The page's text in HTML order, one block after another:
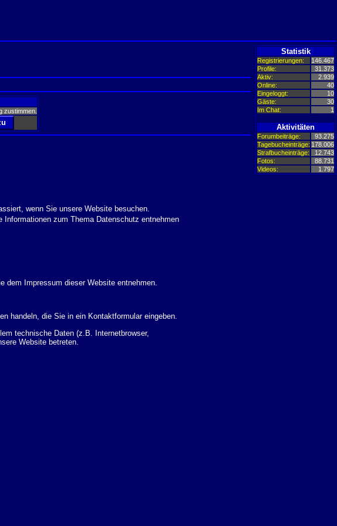
zustimmen.
wenn Sie unsere Website besuchen.
zum Thema Datenschutz entnehmen
dem Impressum dieser Website entnehmen.
handeln, die Sie in ein Kontaktformular eingeben.
technische Daten (z.B. Internetbrowser,
Website betreten.
Statistik
Registrierungen:
146.467
Profile:
31.373
Aktiv:
2.939
Online:
40
Eingeloggt:
10
Gäste:
30
Im Chat:
1
Aktivitäten
Forumbeiträge:
93.275
Tagebucheinträge: 178.006
Strafbucheinträge:
12.743
Fotos:
88.731
Videos:
1.797